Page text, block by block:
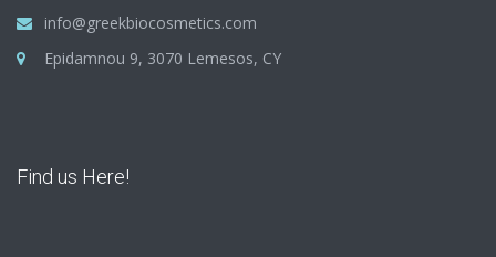
info@greekbiocosmetics.com
Epidamnou 9, 3070 Lemesos, CY
Find us Here!